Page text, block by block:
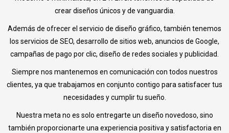
crear diseños únicos y de vanguardia.
Además de ofrecer el servicio de diseño gráfico, también tenemos
los servicios de SEO, desarrollo de sitios web, anuncios de Google,
campañas de pago por clic, diseño de redes sociales y publicidad.
Siempre nos mantenemos en comunicación con todos nuestros
clientes, ya que trabajamos en conjunto contigo para satisfacer tus
necesidades y cumplir tu sueño.
Nuestra meta no es solo entregarte un diseño novedoso, sino
también proporcionarte una experiencia positiva y satisfactoria en